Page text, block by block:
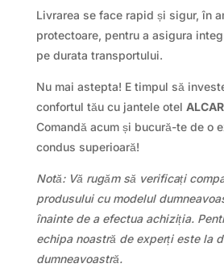
Livrarea se face rapid și sigur, în
protectoare, pentru a asigura
pe durata transportului.
Nu mai astepta! E timpul să
confortul tău cu jantele otel
Comandă acum și bucură-te de o
condus superioară!
Notă: Vă rugăm să verificați
produsului cu modelul
înainte de a efectua achiziția.
echipa noastră de experți este la
dumneavoastră.